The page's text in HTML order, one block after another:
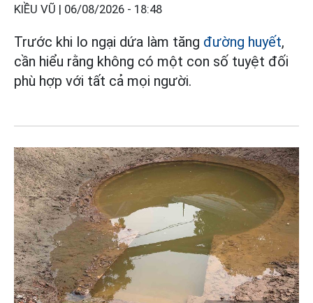
KIỀU VŨ | 06/08/2026 - 18:48
Trước khi lo ngại dứa làm tăng đường huyết,
cần hiểu rằng không có một con số tuyệt đối
phù hợp với tất cả mọi người.